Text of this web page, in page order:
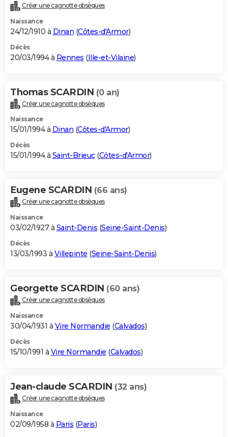
Créer une cagnotte obsèques
Naissance
24/12/1910 à Dinan (Côtes-d'Armor)
Décès
20/03/1994 à Rennes (Ille-et-Vilaine)
Thomas SCARDIN (0 an)
Créer une cagnotte obsèques
Naissance
15/01/1994 à Dinan (Côtes-d'Armor)
Décès
15/01/1994 à Saint-Brieuc(Côtes-d'Armor)
Eugene SCARDIN (66 ans)
Créer une cagnotte obsèques
Naissance
03/02/1927 à Saint-Denis (Seine-Saint-Denis)
Décès
13/03/1993 à Villepinte (Seine-Saint-Denis)
Georgette SCARDIN (60 ans)
Créer une cagnotte obsèques
Naissance
30/04/1931 à Vire Normandie (Calvados)
Décès
15/10/1991 à Vire Normandie (Calvados)
Jean-claude SCARDIN (32 ans)
Créer une cagnotte obsèques
Naissance
02/09/1958 à Paris (Paris)